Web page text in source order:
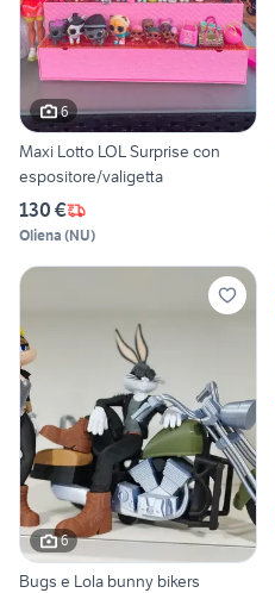
6
Maxi Lotto LOL Surprise con
espositore/valigetta
130 €
Oliena (NU)
6
Bugs e Lola bunny bikers